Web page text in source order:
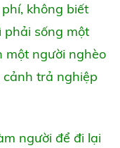
không biết
phải sống một
một người nghèo
cảnh trả nghiệp
người để đi lại